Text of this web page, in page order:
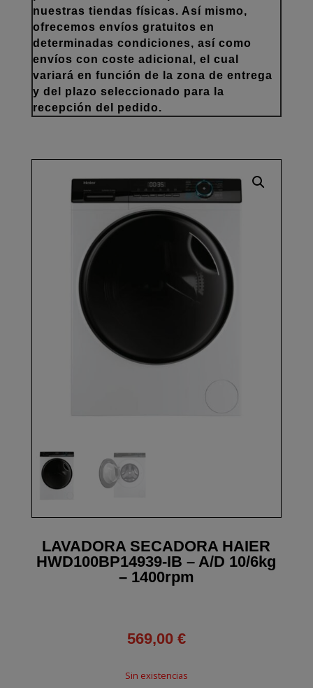
nuestras tiendas físicas. Así mismo,
ofrecemos envíos gratuitos en
determinadas condiciones, así como
envíos con coste adicional, el cual
variará en función de la zona de entrega
y del plazo seleccionado para la
recepción del pedido.
LAVADORA SECADORA HAIER
HWD100BP14939-IB – A/D 10/6kg
– 1400rpm
569,00 €
Sin existencias